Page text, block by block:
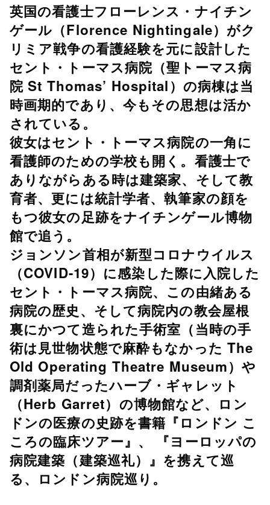
英国の看護士フローレンス・ナイチン
ゲール（Florence Nightingale）がク
リミア戦争の看護経験を元に設計した
セント・トーマス病院（聖トーマス病
院 St Thomas’ Hospital）の病棟は当
時画期的であり、今もその思想は活か
されている。
彼女はセント・トーマス病院の一角に
看護師のための学校も開く。看護士で
ありながらある時は建築家、そして教
育者、更には統計学者、執筆家の顔を
もつ彼女の足跡をナイチンゲール博物
館で追う。
ジョンソン首相が新型コロナウイルス
（COVID-19）に感染した際に入院した
セント・トーマス病院、この由緒ある
病院の歴史、そして病院内の教会屋根
裏にかつて造られた手術室（当時の手
術は見世物状態で麻酔もなかった The
Old Operating Theatre Museum）や
調剤薬局だったハーブ・ギャレット
（Herb Garret）の博物館など、ロン
ドンの医療の史跡を書籍『ロンドン こ
ころの臨床ツアー』、 『ヨーロッパの
病院建築（建築巡礼）』を携えて巡
る、ロンドン病院巡り。